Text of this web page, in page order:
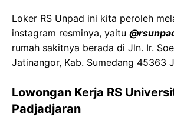
Loker RS Unpad ini kita peroleh
instagram resminya, yaitu
rumah sakitnya berada di Jln. Ir.
Jatinangor, Kab. Sumedang 45363
Lowongan Kerja RS
Padjadjaran